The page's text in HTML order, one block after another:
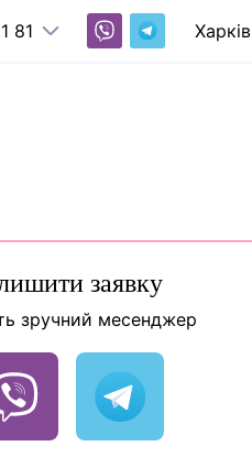
81 Харків
заявку
зручний месенджер